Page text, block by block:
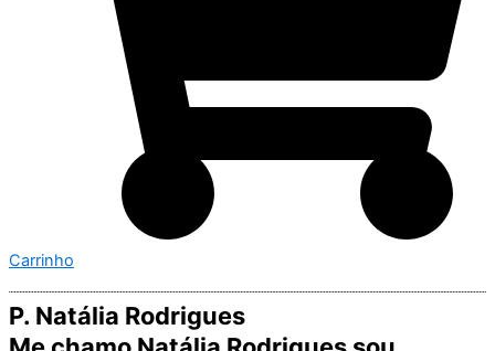
Carrinho
P. Natália Rodrigues